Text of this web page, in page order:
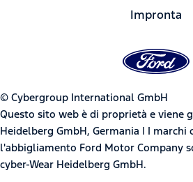
Impronta
© Cybergroup International GmbH
Questo sito web è di proprietà e viene
Heidelberg GmbH, Germania | I marchi
l'abbigliamento Ford Motor Company
cyber-Wear Heidelberg GmbH.